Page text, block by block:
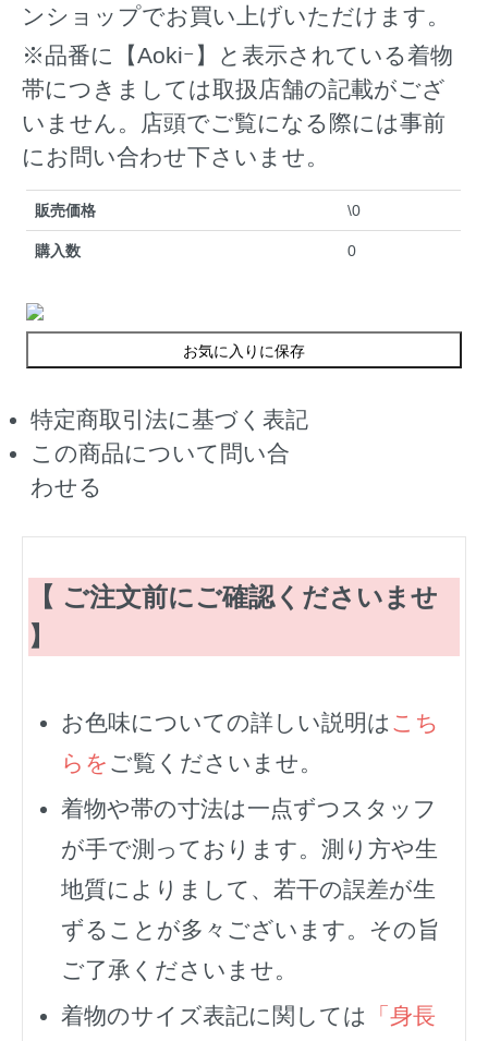
ンショップでお買い上げいただけます。
※品番に【Aokiｰ】と表示されている着物
帯につきましては取扱店舗の記載がござ
いません。店頭でご覧になる際には事前
にお問い合わせ下さいませ。
販売価格 \0
購入数 0
お気に入りに保存
特定商取引法に基づく表記
この商品について問い合
わせる
【 ご注文前にご確認くださいませ
】
お色味についての詳しい説明は こち
らを ご覧くださいませ。
着物や帯の寸法は一点ずつスタッフ
が手で測っております。測り方や生
地質によりまして、若干の誤差が生
ずることが多々ございます。その旨
ご了承くださいませ。
着物のサイズ表記に関しては
「身長